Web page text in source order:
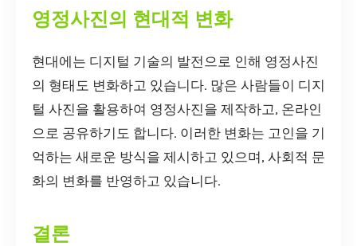
영정사진의 현대적 변화
현대에는 디지털 기술의 발전으로 인해 영정사진
의 형태도 변화하고 있습니다. 많은 사람들이 디지
털 사진을 활용하여 영정사진을 제작하고, 온라인
으로 공유하기도 합니다. 이러한 변화는 고인을 기
억하는 새로운 방식을 제시하고 있으며, 사회적 문
화의 변화를 반영하고 있습니다.
결론